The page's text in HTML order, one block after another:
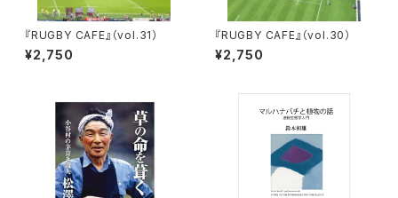
『RUGBY CAFE』（vol.31）
¥2,750
『RUGBY CAFE』（vol.30）
¥2,750